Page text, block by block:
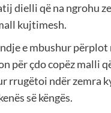
dielli që na ngrohu
kujtimesh.
e mbushur përplot
për çdo copëz malli
rrugëtoi ndër zemra
së këngës.